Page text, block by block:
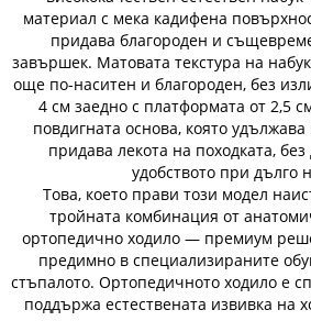
материал с мека кадифена
придава благороден и
завършек. Матовата текстура на
още по-наситен и благороден, без
4 см заедно с платформата от 2,5
повдигната основа, която
придава лекота на походката,
удобството при дълго
Това, което прави този модел
тройната комбинация от
ортопедично ходило — премиум
предимно в специализираните
стъпалото. Ортопедичното ходило е
поддържа естествената извивка на